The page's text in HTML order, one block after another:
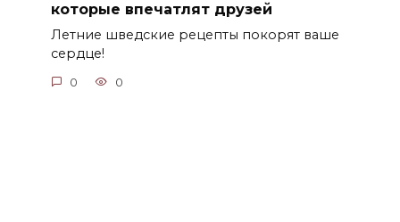
которые впечатлят друзей
Летние шведские рецепты покорят ваше
сердце!
0 0